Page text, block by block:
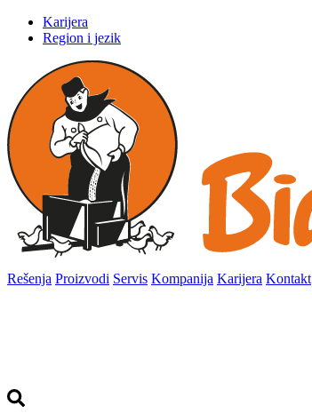
Karijera
Region i jezik
Rešenja Proizvodi Servis Kompanija Karijera Kontakt